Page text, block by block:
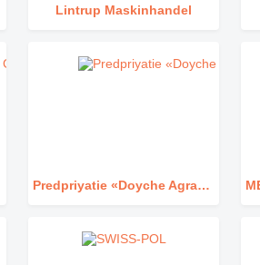
Lintrup Maskinhandel
Predpriyatie «Doyche Agrartehnik»